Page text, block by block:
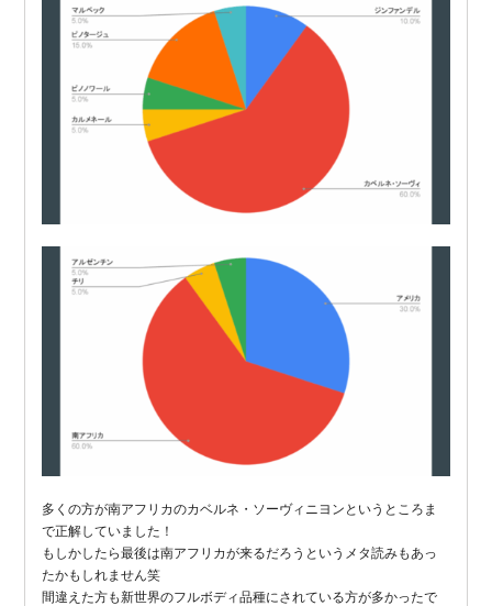
多くの方が南アフリカのカベルネ・ソーヴィニヨンというところま
で正解していました！
もしかしたら最後は南アフリカが来るだろうというメタ読みもあっ
たかもしれません笑
間違えた方も新世界のフルボディ品種にされている方が多かったで